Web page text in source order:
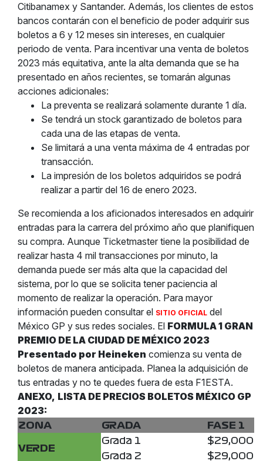
Citibanamex y Santander. Además, los clientes de estos
bancos contarán con el beneficio de poder adquirir sus
boletos a 6 y 12 meses sin intereses, en cualquier
periodo de venta. Para incentivar una venta de boletos
2023 más equitativa, ante la alta demanda que se ha
presentado en años recientes, se tomarán algunas
acciones adicionales:
La preventa se realizará solamente durante 1 día.
Se tendrá un stock garantizado de boletos para
cada una de las etapas de venta.
Se limitará a una venta máxima de 4 entradas por
transacción.
La impresión de los boletos adquiridos se podrá
realizar a partir del 16 de enero 2023.
Se recomienda a los aficionados interesados en adquirir
entradas para la carrera del próximo año que planifiquen
su compra. Aunque Ticketmaster tiene la posibilidad de
realizar hasta 4 mil transacciones por minuto, la
demanda puede ser más alta que la capacidad del
sistema, por lo que se solicita tener paciencia al
momento de realizar la operación. Para mayor
información pueden consultar el SITIO OFICIAL del
México GP y sus redes sociales. El FORMULA 1 GRAN
PREMIO DE LA CIUDAD DE MÉXICO 2023
Presentado por Heineken comienza su venta de
boletos de manera anticipada. Planea la adquisición de
tus entradas y no te quedes fuera de esta F1ESTA.
ANEXO, LISTA DE PRECIOS BOLETOS MÉXICO GP
2023:
ZONA GRADA FASE 1
VERDE
Grada 1
$29,000
Grada 2
$29,000